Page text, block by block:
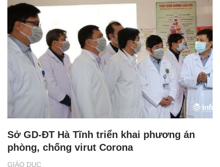
GIÁO DỤC
Sở GD-ĐT Hà Tĩnh triển khai phương án
phòng, chống virut Corona